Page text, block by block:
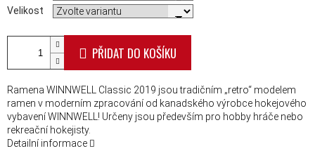
Velikost
PŘIDAT DO KOŠÍKU
Ramena WINNWELL Classic 2019 jsou tradičním „retro“ modelem
ramen v moderním zpracování od kanadského výrobce hokejového
vybavení WINNWELL! Určeny jsou především pro hobby hráče nebo
rekreační hokejisty.
Detailní informace